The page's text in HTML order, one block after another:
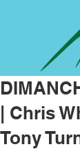
| Chris
Tony